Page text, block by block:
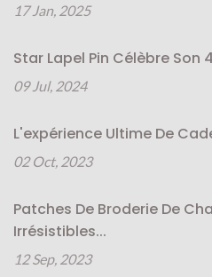
17 Jan, 2025
Star Lapel Pin Célèbre Son
09 Jul, 2024
L'expérience Ultime De
02 Oct, 2023
Patches De Broderie De
Irrésistibles...
12 Sep, 2023